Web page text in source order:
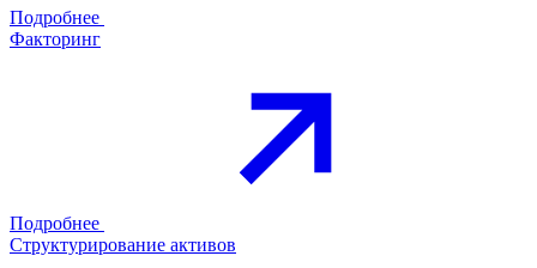
Подробнее
Факторинг
Подробнее
Структурирование активов